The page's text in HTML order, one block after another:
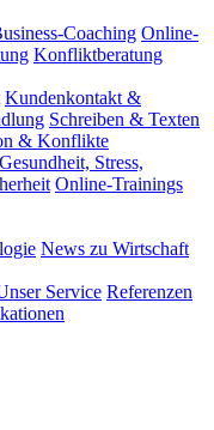
Coaching Online-
Konfliktberatung
Kundenkontakt &
Schreiben & Texten
& Konflikte
Gesundheit, Stress,
Online-Trainings
News zu Wirtschaft
Service Referenzen